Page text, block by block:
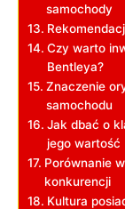
samochody
Czy warto
Bentleya?
Znaczenie
samochodu
Jak dbać o
jego wartość
Porównanie
konkurencji
Kultura